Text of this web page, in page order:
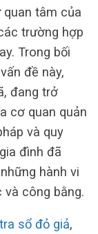
tâm của
trường hợp
Trong bối
đề này,
đang trở
cơ quan quản
và quy
đình đã
hành vi
công bằng.
sổ đỏ giả,